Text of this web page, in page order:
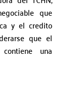
que
y el credito
que el
una